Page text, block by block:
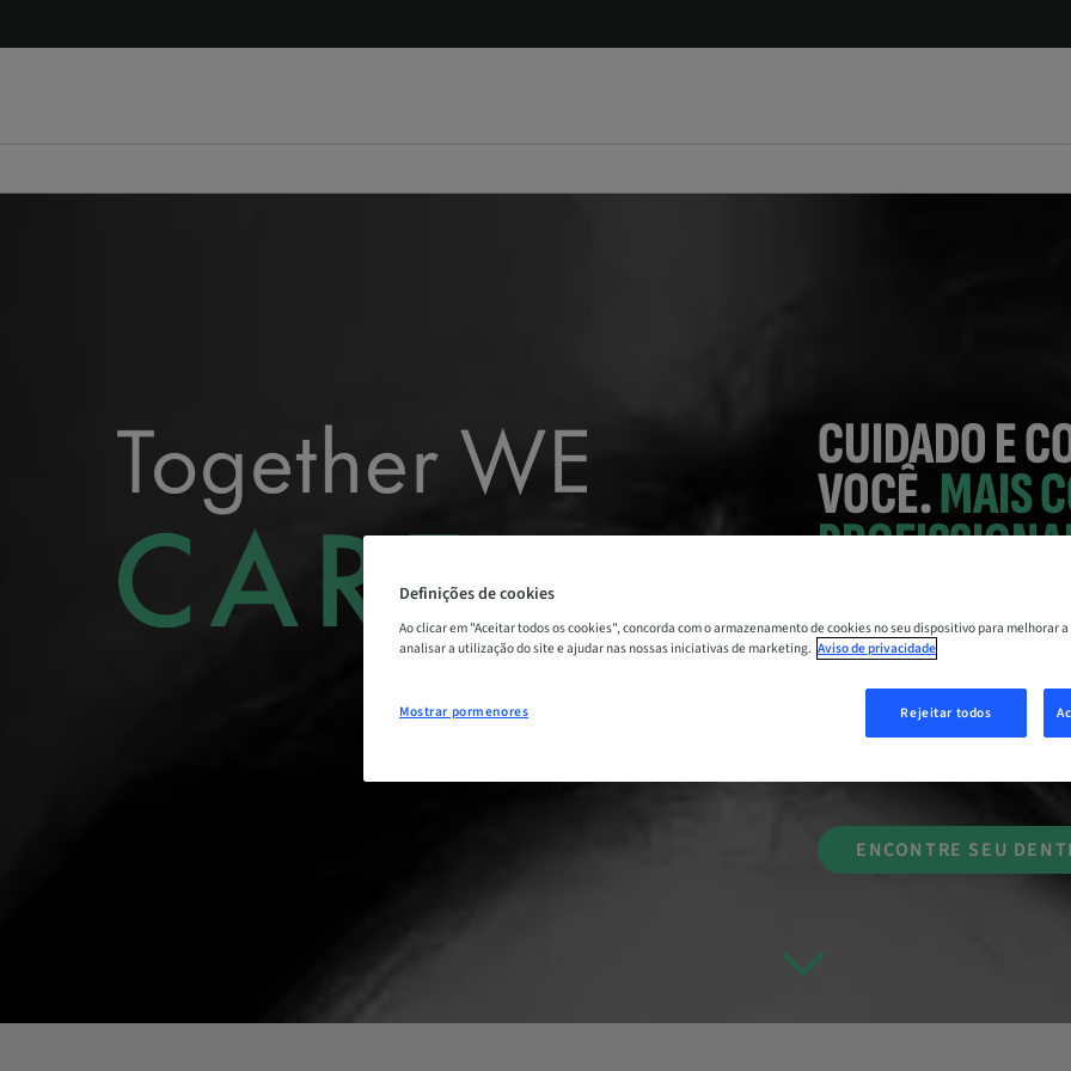
CUIDADO E
VOCÊ.MAIS
Criamos um futuro com
a cada indivíduo, pois o
constante. Oferecemos
de tratamentos,
e evidências científicas.
ENCONTRE SEU
Definições de cookies
Ao clicar em "Aceitar todos os cookies", concorda com o armazenamento de cookies no seu dispositivo para melhorar
analisar a utilização do site e ajudar nas nossas iniciativas de marketing. Aviso de privacidade
Rejeitar todos
Mostrar pormenores